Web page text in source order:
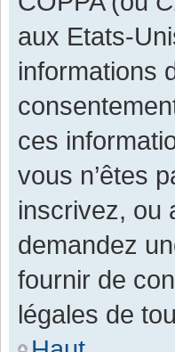
aux Etats-
informations
ces
vous n’êtes
inscrivez, ou
demandez
fournir de
légales de